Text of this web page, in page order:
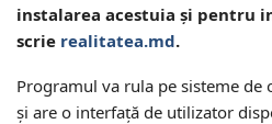
instalarea acestuia și pentru
scrie realitatea.md.
Programul va rula pe sisteme de
și are o interfață de utilizator